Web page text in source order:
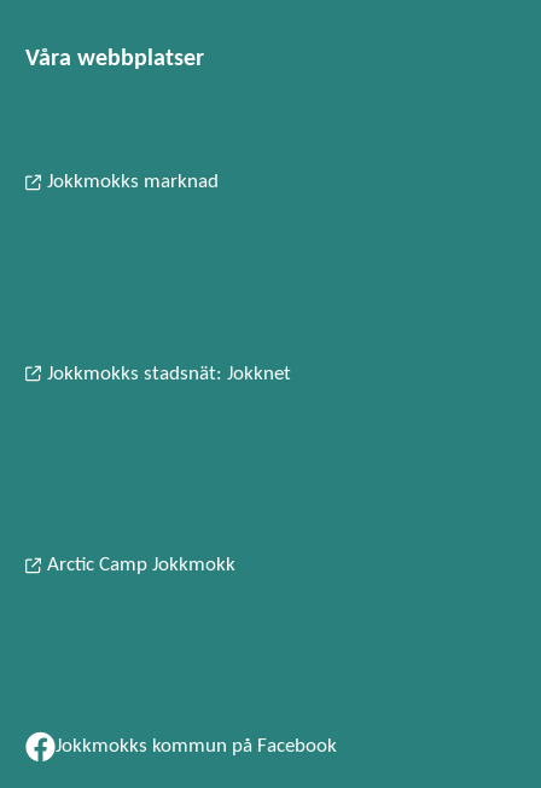
Våra webbplatser
Jokkmokks marknad
Jokkmokks stadsnät: Jokknet
Arctic Camp Jokkmokk
Jokkmokks kommun på Facebook